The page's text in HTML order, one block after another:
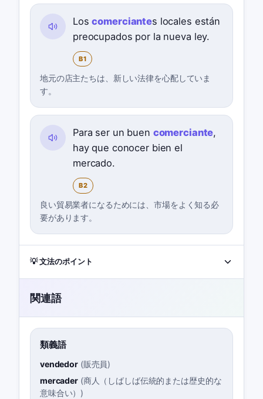
Loscomerciantes locales están
preocupados por la nueva ley.
B1
地元の店主たちは、新しい法律を心配していま
す。
Para ser un buen comerciante,
hay que conocer bien el
mercado.
B2
良い貿易業者になるためには、市場をよく知る必
要があります。
💡 文法のポイント
関連語
類義語
vendedor(販売員)
mercader(商人（しばしば伝統的または歴史的な
意味合い） )